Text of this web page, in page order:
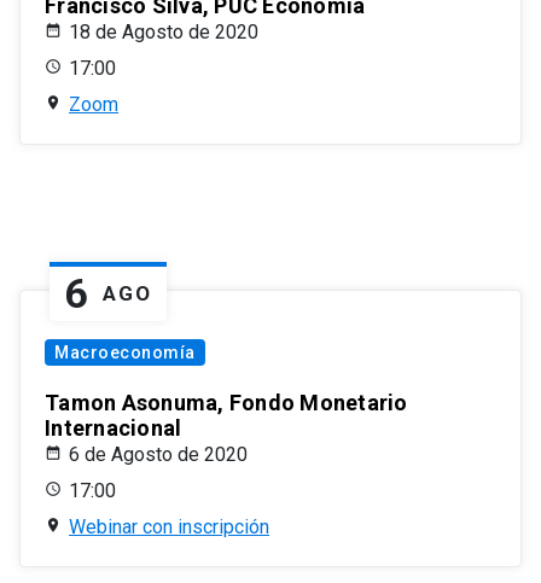
Francisco Silva, PUC Economía
18 de Agosto de 2020
17:00
Zoom
6 AGO
Macroeconomía
Tamon Asonuma, Fondo Monetario
Internacional
6 de Agosto de 2020
17:00
Webinar con inscripción